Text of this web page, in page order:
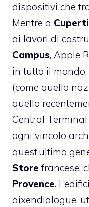
dispositivi che
Mentre a
ai lavori di
Campus, Apple
in tutto il
(come quello
quello
Central
ogni vincolo
quest’ultimo
Store francese,
Provence.
aixendialogue,